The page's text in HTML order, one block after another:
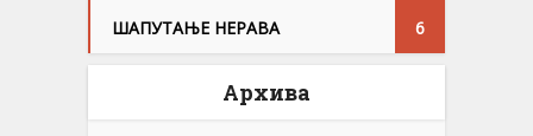
ШАПУТАЊЕ НЕРАВА 6
Архива